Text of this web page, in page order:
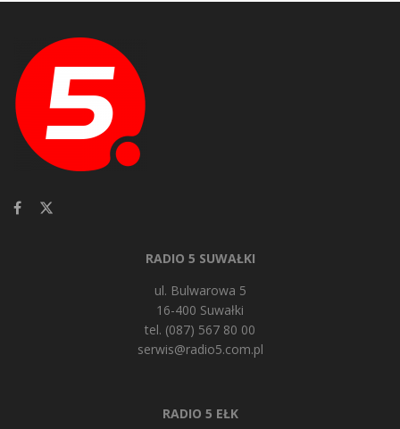
RADIO 5 SUWAŁKI
ul. Bulwarowa 5
16-400 Suwałki
tel. (087) 567 80 00
serwis@radio5.com.pl
RADIO 5 EŁK